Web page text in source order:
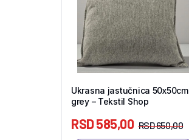
Ukrasna jastučnica 50x50cm
grey – Tekstil Shop
RSD650,00
RSD585,00